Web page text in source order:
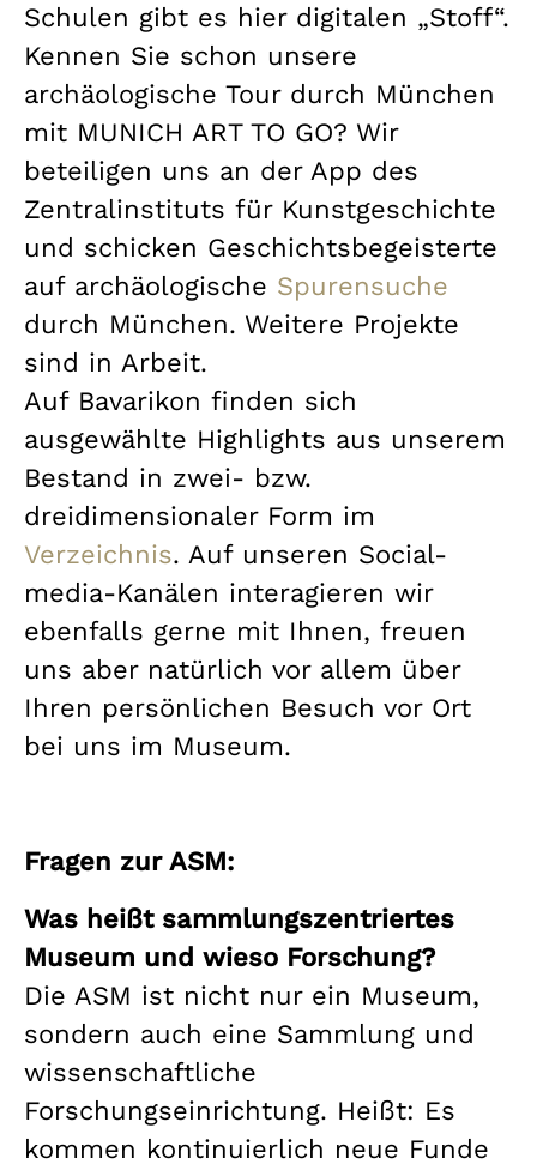
Schulen gibt es hier digitalen „Stoff“.
Kennen Sie schon unsere
archäologische Tour durch München
mit MUNICH ART TO GO? Wir
beteiligen uns an der App des
Zentralinstituts für Kunstgeschichte
und schicken Geschichtsbegeisterte
auf archäologische Spurensuche
durch München. Weitere Projekte
sind in Arbeit.
Auf Bavarikon finden sich
ausgewählte Highlights aus unserem
Bestand in zwei- bzw.
dreidimensionaler Form im
Verzeichnis. Auf unseren Social-
media-Kanälen interagieren wir
ebenfalls gerne mit Ihnen, freuen
uns aber natürlich vor allem über
Ihren persönlichen Besuch vor Ort
bei uns im Museum.
Fragen zur ASM:
Was heißt sammlungszentriertes
Museum und wieso Forschung?
Die ASM ist nicht nur ein Museum,
sondern auch eine Sammlung und
wissenschaftliche
Forschungseinrichtung. Heißt: Es
kommen kontinuierlich neue Funde